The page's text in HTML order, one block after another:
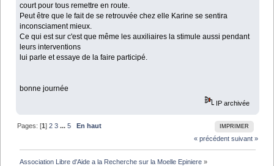
court pour tous remettre en route.
Peut être que le fait de se retrouvée chez elle Karine se sentira
inconsciament mieux.
Ce qui est sur c'est que même les auxiliaires la stimule aussi pendant
leurs interventions
lui parle et essaye de la faire participé.
bonne journée
IP archivée
IMPRIMER
Pages: [1]2 3 ...5
En haut
« précédent suivant »
Association Libre d'Aide a la Recherche sur la Moelle Epiniere »